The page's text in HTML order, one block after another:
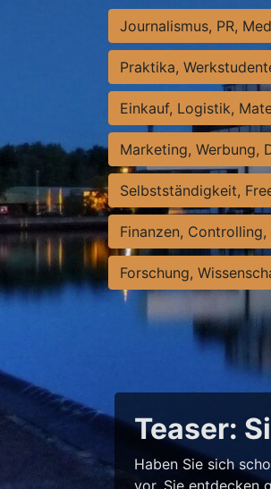
Journalismus, PR,
Praktika,
Einkauf, Logistik,
Marketing, Werbung,
Selbstständigkeit,
Finanzen,
Forschung,
Teaser:
Haben Sie sich